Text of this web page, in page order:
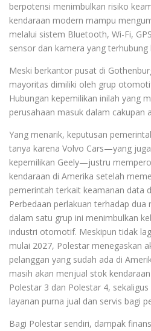
berpotensi menimbulkan risiko
kendaraan modern mampu
melalui sistem Bluetooth, Wi-Fi,
sensor dan kamera yang terhubung
Meski berkantor pusat di
mayoritas dimiliki oleh grup
Hubungan kepemilikan inilah yang
perusahaan masuk dalam cakupan
Yang menarik, keputusan
tanya karena Volvo Cars—yang
kepemilikan Geely—justru
kendaraan di Amerika setelah
pemerintah terkait keamanan data
Perbedaan perlakuan terhadap
dalam satu grup ini menimbulkan
industri otomotif. Meskipun tidak
mulai 2027, Polestar menegaskan
pelanggan yang sudah ada di
masih akan menjual stok
Polestar 3 dan Polestar 4,
layanan purna jual dan servis bagi
Bagi Polestar sendiri, dampak